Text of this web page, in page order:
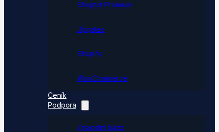
Shoptet Premium
Upgates
Shopify
WooCommerce
Ceník
Podpora
Znalostní báze